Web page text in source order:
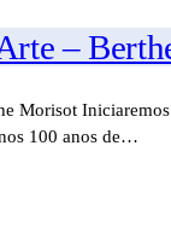
–
Morisot
100 anos de…